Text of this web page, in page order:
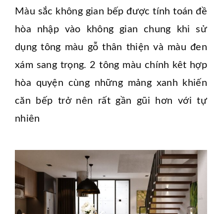
Màu sắc không gian bếp được tính toán đề
hòa nhập vào không gian chung khi sử
dụng tông màu gỗ thân thiện và màu đen
xám sang trọng. 2 tông màu chính kêt hợp
hòa quyện cùng những mảng xanh khiến
căn bếp trở nên rất gần gũi hơn với tự
nhiên